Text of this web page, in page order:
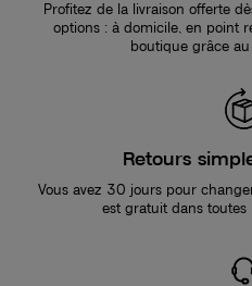
Profitez de la livraison offerte
options : à domicile, en point
boutique grâce
Retours
Vous avez 30 jours pour
est gratuit dans toutes